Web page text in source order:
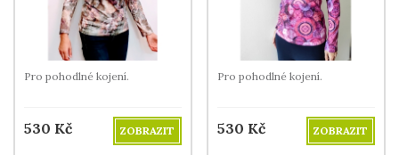
Pro pohodlné kojení.
530 Kč ZOBRAZIT
Pro pohodlné kojení.
530 Kč ZOBRAZIT